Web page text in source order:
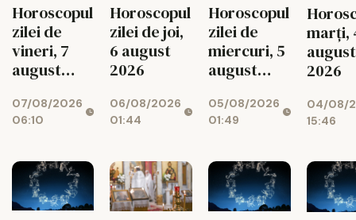
Horoscopul
zilei de
vineri, 7
august
07/08/2026
06:10
Horoscopul
zilei de joi,
6 august
2026
06/08/2026
01:44
Horoscopul
zilei de
miercuri, 5
august
05/08/2026
01:49
marți,
august
2026
04/08/
15:46